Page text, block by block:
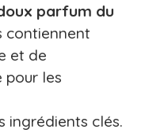
parfum du
contiennent
et de
pour les
ingrédients clés.